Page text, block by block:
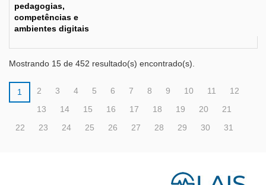
pedagogias,
competências e
ambientes digitais
Mostrando 15 de 452 resultado(s) encontrado(s).
1 2 3 4 5 6 7 8 9 10 11
12
13
14 15 16 17 18 19 20
21
22
23 24 25 26 27 28 29 30 31